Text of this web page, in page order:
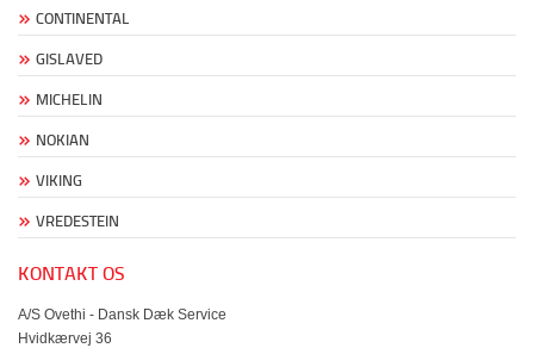
CONTINENTAL
GISLAVED
MICHELIN
NOKIAN
VIKING
VREDESTEIN
KONTAKT OS
A/S Ovethi - Dansk Dæk Service
Hvidkærvej 36